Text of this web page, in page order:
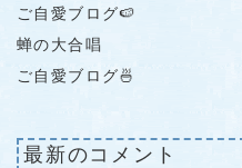
ご自愛ブログ🍉
蝉の大合唱
ご自愛ブログ🍜
最新のコメント